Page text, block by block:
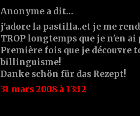
Anonyme a dit…
j'adore la pastilla..et je me
TROP longtemps que je n'en ai
Première fois que je découvre
billinguisme!
Danke schön für das Rezept!
31 mars 2008 à 13:12